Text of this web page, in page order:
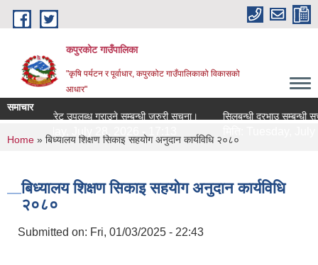
Skip to main content
कपुरकोट गाउँपालिका
"कृषि पर्यटन र पूर्वाधार, कपुरकोट गाउँपालिकाको विकासको
आधार"
समाचार
औषधीहरुको दररेट उपलब्ध गराउने सम्बन्धी जरुरी सूचना।
Tuesday, July 28, 2026 - 17:13
सिलबन्धी दरभाउ सम्बन्धी सूचना
मिति:
You are here
Home » बिध्यालय शिक्षण सिकाइ सहयोग अनुदान कार्यविधि २०८०
बिध्यालय शिक्षण सिकाइ सहयोग अनुदान कार्यविधि
२०८०
Submitted on: Fri, 01/03/2025 - 22:43